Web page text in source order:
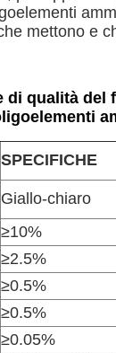
mettono e
di qualità del
SPECIFICHE
Giallo-chiaro
≥10%
≥2.5%
≥0.5%
≥0.5%
≥0.05%